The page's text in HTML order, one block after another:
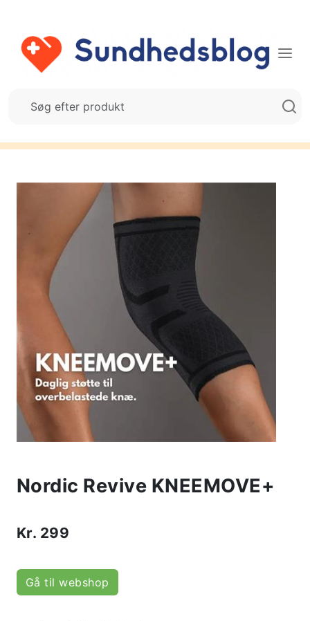
Nordic Revive KNEEMOVE+
Kr. 299
Gå til webshop